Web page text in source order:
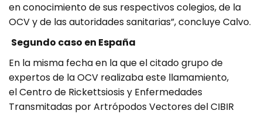
en conocimiento de sus respectivos colegios, de la
OCV y de las autoridades sanitarias”, concluye Calvo.
Segundo caso en España
En la misma fecha en la que el citado grupo de
expertos de la OCV realizaba este llamamiento,
el Centro de Rickettsiosis y Enfermedades
Transmitadas por Artrópodos Vectores del CIBIR